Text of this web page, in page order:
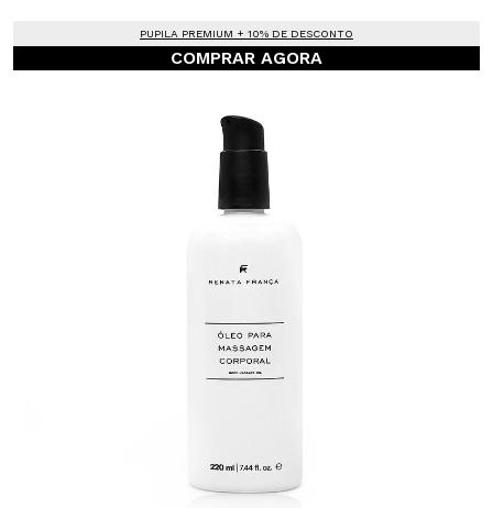
PUPILA PREMIUM + 10% DE DESCONTO
COMPRAR AGORA